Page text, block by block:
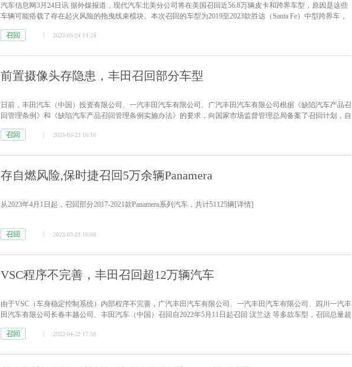
汽车信息网3月24日讯 据外媒报道，现代汽车北美分公司将在美国召回近56.8万辆皮卡和跨界车型，原因是这些
车辆可能搭载了存在起火风险的拖曳线束模块。本次召回的车型为2019至2023款胜达（Santa Fe）中型跨界车，
现代建议车主在完成维修之前将车辆停在室外，并远离...
召回 2023-03-24 14:24
前置摄像头存隐患，丰田召回部分车型
日前，丰田汽车（中国）投资有限公司、一汽丰田汽车有限公司、广汽丰田汽车有限公司根据《缺陷汽车产品召
回管理条例》和《缺陷汽车产品召回管理条例实施办法》的要求，向国家市场监督管理总局备案了召回计划，自
生产的部分进口雷克萨斯NX汽车，共计25734辆。二、一汽丰田汽车有限公司召回2022...
召回 2023-03-23 16:16
存自燃风险,保时捷召回5万余辆Panamera
从2023年4月1日起，召回部分2017-2021款Panamera系列汽车，共计51125辆[详情]
召回 2023-03-23 16:08
VSC程序不完善，丰田召回超12万辆汽车
由于VSC（车身稳定控制系统）内部程序不完善，广汽丰田汽车有限公司、一汽丰田汽车有限公司、四川一汽丰
田汽车有限公司长春丰越公司、丰田汽车（中国）召回自2022年5月11日起召回 汉兰达 等多款车型，召回总量超
召回
2022-04-22 17:58